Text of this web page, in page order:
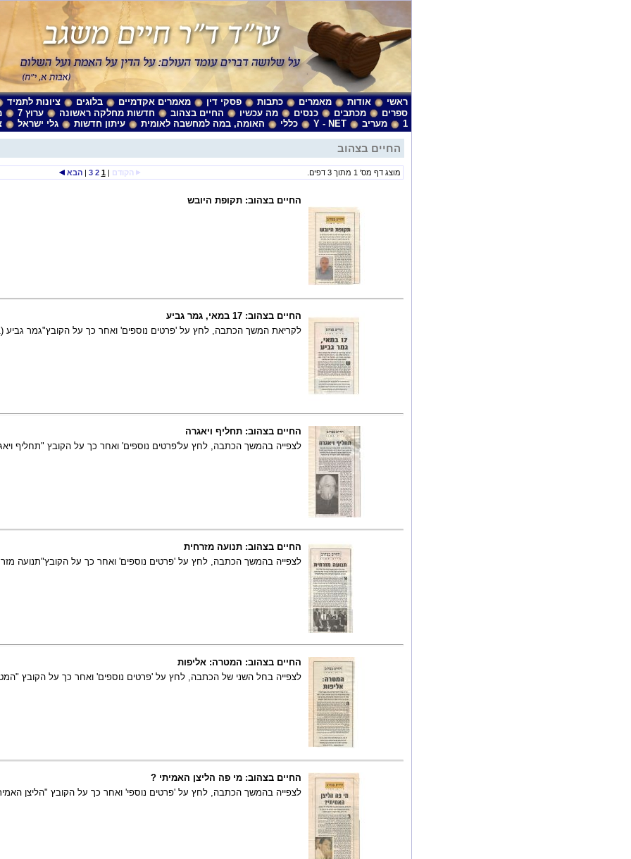
ראשי אודות מאמרים כתבות פסקי דין מאמרים אקדמיים בלוגים
ציונות לתמיד
ספרים
מכתבים כנסים מה עכשיו החיים בצהוב חדשות מחלקה ראשונה ערוץ 7
1
מעריב Y - NET כללי האומה, במה למחשבה לאומית עיתון חדשות גלי ישראל
החיים בצהוב
מוצג דף מס' 1 מתוך 3 דפים. הקודם |
1
2
3
|הבא
החיים בצהוב: תקופת היובש
החיים בצהוב: 17 במאי, גמר גביע
לקריאת המשך הכתבה, לחץ על 'פרטים נוספים' ואחר כך על הקובץ"גמר גביע (01)".
החיים בצהוב: תחליף ויאגרה
לצפייה בהמשך הכתבה, לחץ על'פרטים נוספים' ואחר כך על הקובץ "תחליף
החיים בצהוב: תנועה מזרחית
לצפייה בהמשך הכתבה, לחץ על 'פרטים נוספים' ואחר כך על הקובץ"תנועה
החיים בצהוב: המטרה: אליפות
לצפייה בחל השני של הכתבה, לחץ על 'פרטים נוספים' ואחר כך על הקובץ
החיים בצהוב: מי פה הליצן האמיתי ?
לצפייה בהמשך הכתבה, לחץ על 'פרטים נוספי' ואחר כך על הקובץ "הליצן